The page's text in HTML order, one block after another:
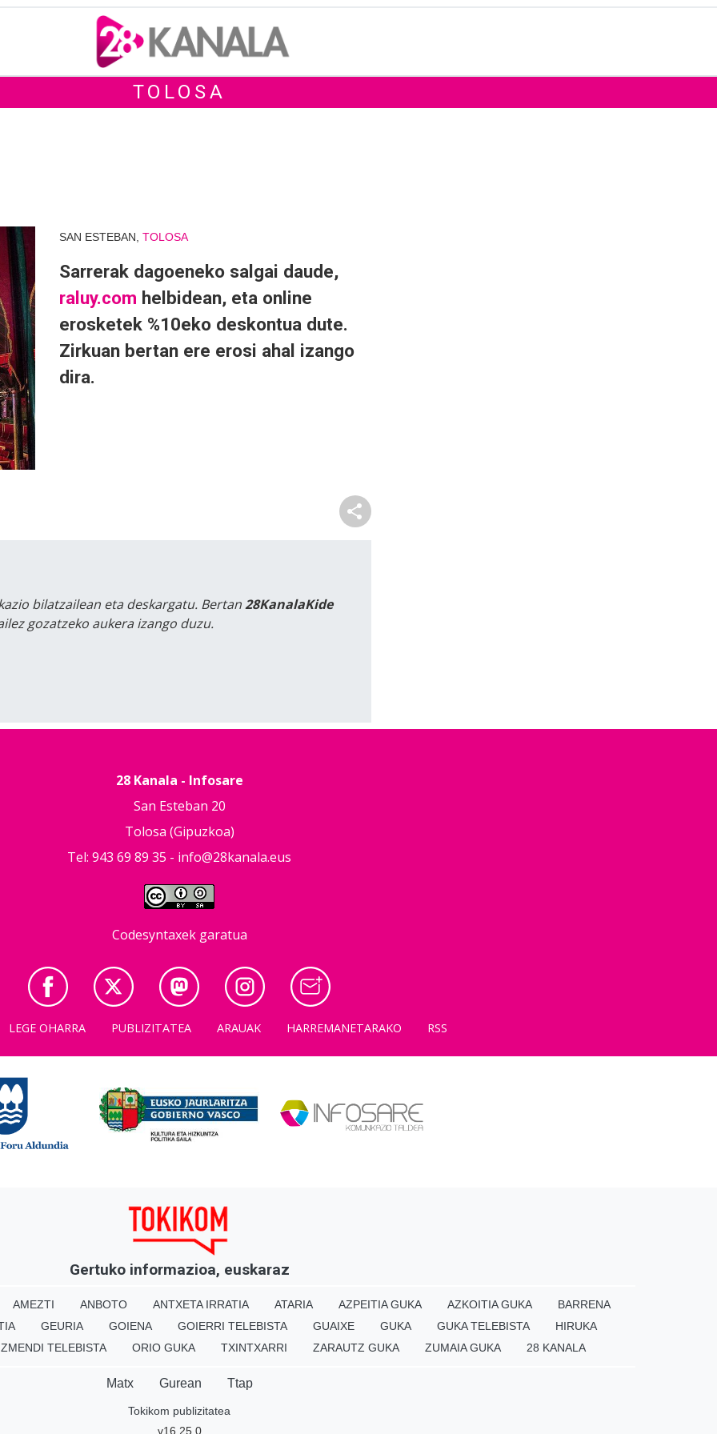
TOLOSA
SAN ESTEBAN, TOLOSA
Sarrerak dagoeneko salgai daude,
raluy.com helbidean, eta online
erosketek %10eko deskontua dute.
Zirkuan bertan ere erosi ahal izango
dira.
bilatzailean eta deskargatu. Bertan28KanalaKide
gozatzeko aukera izango duzu.
28 Kanala - Infosare
San Esteban 20
Tolosa (Gipuzkoa)
Tel: 943 69 89 35 - info@28kanala.eus
Codesyntaxek garatua
LEGE OHARRA PUBLIZITATEA ARAUAK HARREMANETARAKO RSS
Gertuko informazioa, euskaraz
AMEZTI ANBOTO ANTXETA IRRATIA ATARIA AZPEITIA GUKA AZKOITIA GUKA
BARRENA
GEURIA GOIENA GOIERRI TELEBISTA GUAIXE GUKA GUKA TELEBISTA
HIRUKA
TELEBISTA ORIO GUKA TXINTXARRI ZARAUTZ GUKA ZUMAIA GUKA 28 KANALA
Matx Gurean Ttap
Tokikom publizitatea
v16.25.0